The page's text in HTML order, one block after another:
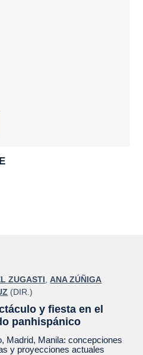
ZUGASTI ,ANA ZÚÑIGA
(DIR.)
y fiesta en el
panhispánico
Madrid, Manila: concepciones
y proyecciones actuales